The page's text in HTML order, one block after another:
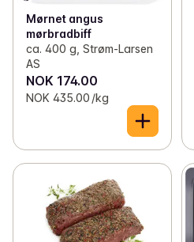
Mørnet angus
mørbradbiff
ca. 400 g, Strøm-Larsen
AS
NOK 174.00
NOK 435.00 /kg